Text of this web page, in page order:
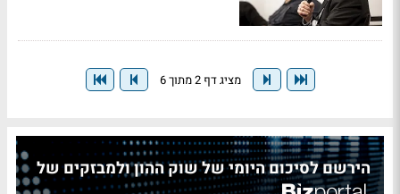
מציג דף 2 מתוך 6
הירשם לסיכום היומי של שוק ההון ולמבזקים של